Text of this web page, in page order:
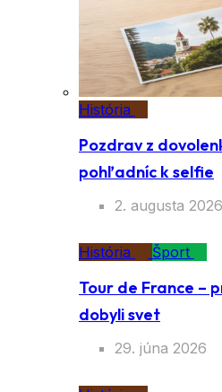
História
Pozdrav z
2. augusta 2026
História Šport
Tour de France –